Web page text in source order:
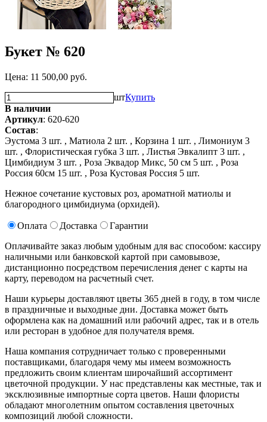
Букет № 620
Цена: 11 500,00 руб.
штКупить
В наличии
Артикул: 620-620
Состав:
Эустома 3 шт. , Матиола 2 шт. , Корзина 1 шт. , Лимониум 3
шт. , Флористическая губка 3 шт. , Листья Эвкалипт 3 шт. ,
Цимбидиум 3 шт. , Роза Эквадор Микс, 50 см 5 шт. , Роза
Россия 60см 15 шт. , Роза Кустовая Россия 5 шт.
Нежное сочетание кустовых роз, ароматной матиолы и
благородного цимбидиума (орхидей).
Оплата Доставка
Гарантии
Оплачивайте заказ любым удобным для вас способом: кассиру
наличными или банковской картой при самовывозе,
дистанционно посредством перечисления денег с карты на
карту, переводом на расчетный счет.
Наши курьеры доставляют цветы 365 дней в году, в том числе
в праздничные и выходные дни. Доставка может быть
оформлена как на домашний или рабочий адрес, так и в отель
или ресторан в удобное для получателя время.
Наша компания сотрудничает только с проверенными
поставщиками, благодаря чему мы имеем возможность
предложить своим клиентам широчайший ассортимент
цветочной продукции. У нас представлены как местные, так и
эксклюзивные импортные сорта цветов. Наши флористы
обладают многолетним опытом составления цветочных
композиций любой сложности.